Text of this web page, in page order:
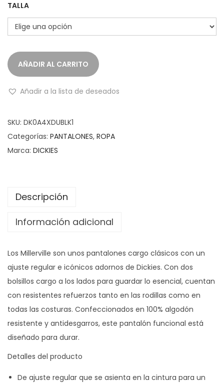
TALLA
AÑADIR AL CARRITO
Añadir a la lista de deseados
SKU: DK0A4XDUBLK1
Categorías: PANTALONES, ROPA
Marca: DICKIES
Descripción
Información adicional
Los Millerville son unos pantalones cargo clásicos con un
ajuste regular e icónicos adornos de Dickies. Con dos
bolsillos cargo a los lados para guardar lo esencial, cuentan
con resistentes refuerzos tanto en las rodillas como en
todas las costuras. Confeccionados en 100% algodón
resistente y antidesgarros, este pantalón funcional está
diseñado para durar.
Detalles del producto
De ajuste regular que se asienta en la cintura para un